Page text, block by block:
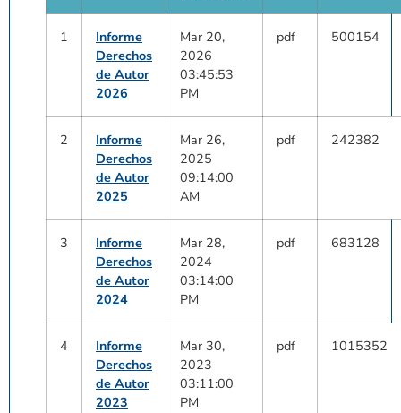
1
Informe
Derechos
de Autor
2026
Mar 20,
2026
03:45:53
PM
pdf 500154
2
Informe
Derechos
de Autor
2025
Mar 26,
2025
09:14:00
AM
pdf 242382
3
Informe
Derechos
de Autor
2024
Mar 28,
2024
03:14:00
PM
pdf 683128
4
Informe
Derechos
de Autor
2023
Mar 30,
2023
03:11:00
PM
pdf 1015352